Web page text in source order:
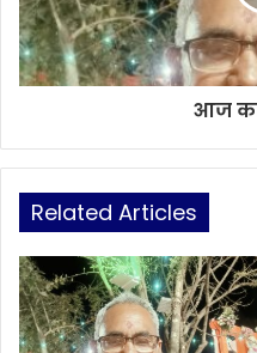
आज
Related Articles